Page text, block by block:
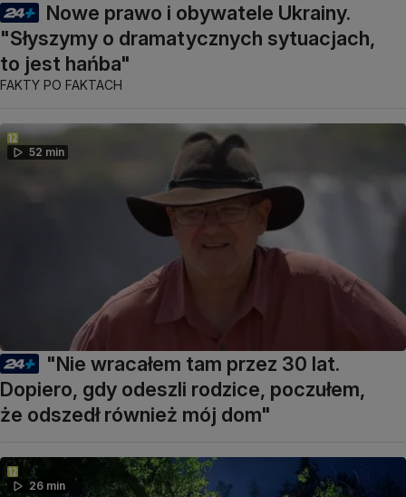
Nowe prawo i obywatele Ukrainy.
"Słyszymy o dramatycznych sytuacjach,
to jest hańba"
FAKTY PO FAKTACH
52 min
"Nie wracałem tam przez 30 lat.
Dopiero, gdy odeszli rodzice, poczułem,
że odszedł również mój dom"
26 min